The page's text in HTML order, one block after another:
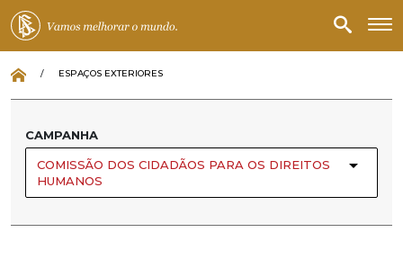
/ ESPAÇOS EXTERIORES
CAMPANHA
COMISSÃO DOS CIDADÃOS PARA OS DIREITOS
HUMANOS